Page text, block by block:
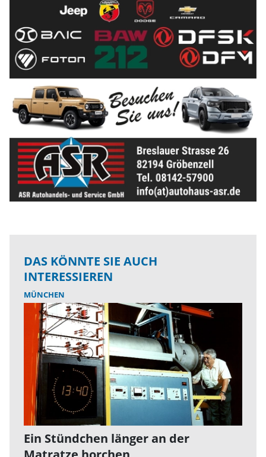
DAS KÖNNTE SIE AUCH
INTERESSIEREN
MÜNCHEN
Ein Stündchen länger an der